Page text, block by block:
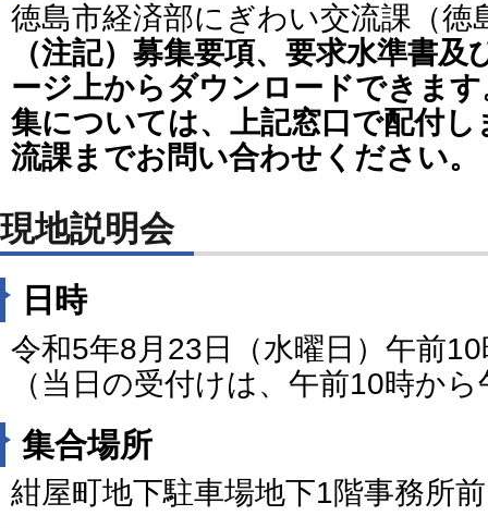
徳島市経済部にぎわい交流課（徳
（注記）募集要項、要求水準書
ージ上からダウンロードできます
集については、上記窓口で配付
流課までお問い合わせください。
現地説明会
日時
令和5年8月23日（水曜日）午前
（当日の受付けは、午前10時か
集合場所
紺屋町地下駐車場地下1階事務所前